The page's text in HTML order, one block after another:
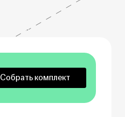
Собрать комплект